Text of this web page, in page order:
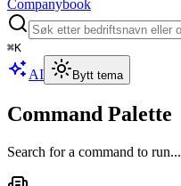
Companybook
⌘K
AI Bytt tema
Command Palette
Search for a command to run...